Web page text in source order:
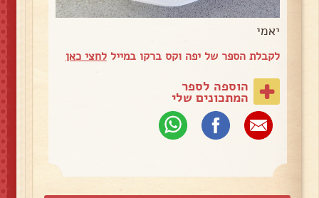
יאמי
לקבלת הספר של יפה וקס ברקו במייללחצי כאן
הוספה לספר
המתכונים שלי